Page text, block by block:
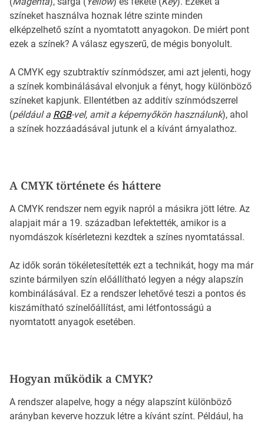
színeket használva hoznak létre szinte minden
elképzelhető színt a nyomtatott anyagokon. De miért pont
ezek a színek? A válasz egyszerű, de mégis bonyolult.
A CMYK egy szubtraktív színmódszer, ami azt jelenti, hogy
a színek kombinálásával elvonjuk a fényt, hogy különböző
színeket kapjunk. Ellentétben az additív színmódszerrel
(például a RGB-vel, amit a képernyőkön használunk), ahol
a színek hozzáadásával jutunk el a kívánt árnyalathoz.
A CMYK története és háttere
A CMYK rendszer nem egyik napról a másikra jött létre. Az
alapjait már a 19. században lefektették, amikor is a
nyomdászok kísérletezni kezdtek a színes nyomtatással.
Az idők során tökéletesítették ezt a technikát, hogy ma már
szinte bármilyen szín előállítható legyen a négy alapszín
kombinálásával. Ez a rendszer lehetővé teszi a pontos és
kiszámítható színelőállítást, ami létfontosságú a
nyomtatott anyagok esetében.
Hogyan működik a CMYK?
A rendszer alapelve, hogy a négy alapszínt különböző
arányban keverve hozzuk létre a kívánt színt. Például, ha